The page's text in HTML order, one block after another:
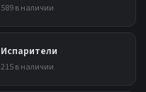
589 в наличии
Испарители
215 в наличии